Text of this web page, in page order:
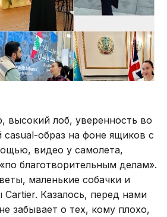
высокий лоб, уверенность во
casual-образ на фоне ящиков с
видео у самолета,
благотворительным делам».
маленькие собачки и
Казалось, перед нами
забывает о тех, кому плохо,